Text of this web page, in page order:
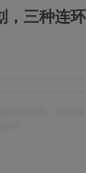
，三种连